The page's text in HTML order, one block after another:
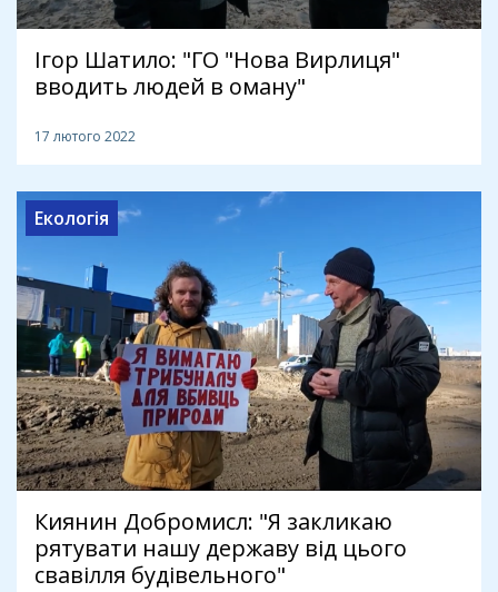
Ігор Шатило: "ГО "Нова Вирлиця"
вводить людей в оману"
17 лютого 2022
Екологія
Киянин Добромисл: "Я закликаю
рятувати нашу державу від цього
свавілля будівельного"